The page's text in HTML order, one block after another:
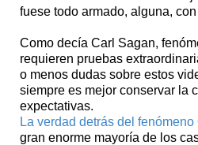
fuese todo armado, alguna,
Como decía Carl Sagan,
requieren pruebas
o menos dudas sobre estos
siempre es mejor conservar la
expectativas.
La verdad detrás del fenómeno
gran enorme mayoría de los